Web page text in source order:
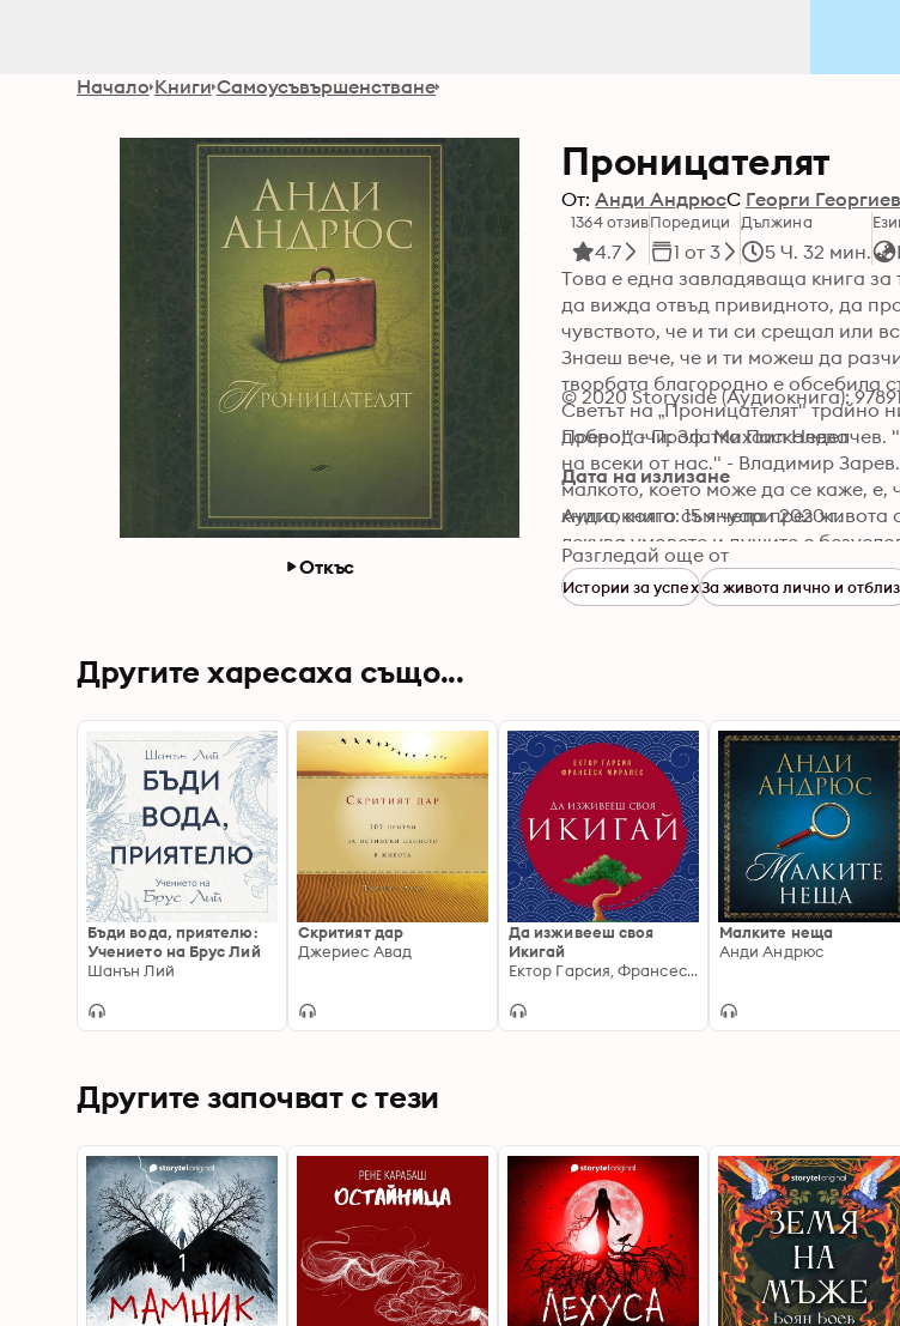
Начало Книги Самоусъвършенстване
Откъс
Проницателят
От: Анди АндрюсС Георги
1364 отзив
4.7
Поредици
1 от 3
Дължина
5 Ч. 32 мин.
Това е една завладяваща книга
да вижда отвъд привидното, да
чувството, че и ти си срещал или
Знаеш вече, че и ти можеш да
творбата благородно е обсебила
Светът на „Проницателят" трайно
добро!" - Проф. Михаил Неделчев.
на всеки от нас." - Владимир
малкото, което може да се каже, е,
книга, която съм чела през
лекува умовете и душите с
© 2020 Storyside (Аудиокнига):
Преводачи: Златка Паскалева
Дата на излизане
Аудиокнига: 15 януари 2020 г.
Разгледай още от
Истории за успехЗа живота лично и
Другите харесаха също...
Бъди вода, приятелю:
Учението на Брус Лий
Шанън Лий
Скритият дар
Джериес Авад
Да изживееш своя
Икигай
Ектор Гарсия, Франсеск Миралес
Малките неща
Анди Андрюс
Другите започват с тези